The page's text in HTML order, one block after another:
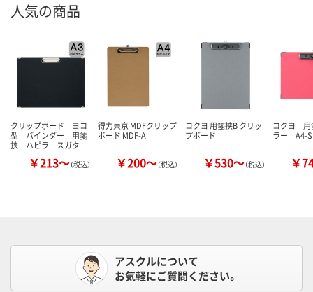
人気の商品
クリップボード ヨコ
型 バインダー 用箋
挟 ハピラ スガタ
￥213～（税込）
得力東京 MDFクリップ
ボード MDF-A
￥200～（税込）
コクヨ 用箋挟B クリッ
プボード
￥530～（税込）
コクヨ
ラー A4-
￥
アスクルについて
お気軽にご質問ください。